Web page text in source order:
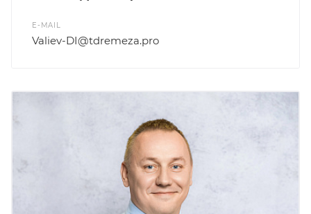
E-MAIL
Valiev-DI@tdremeza.pro